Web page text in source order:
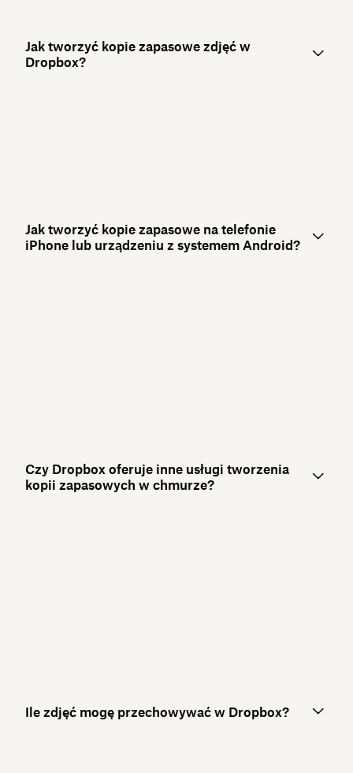
Jak tworzyć kopie zapasowe zdjęć w
Dropbox?
Jak tworzyć kopie zapasowe na telefonie
iPhone lub urządzeniu z systemem Android?
Czy Dropbox oferuje inne usługi tworzenia
kopii zapasowych w chmurze?
Ile zdjęć mogę przechowywać w Dropbox?